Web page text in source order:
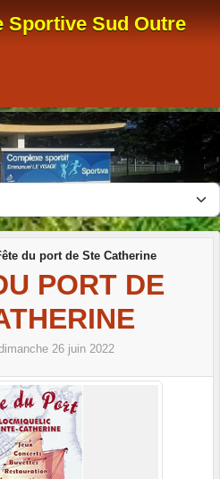
Sportive Sud Outre
du port de Ste Catherine
PORT DE
26 juin 2022